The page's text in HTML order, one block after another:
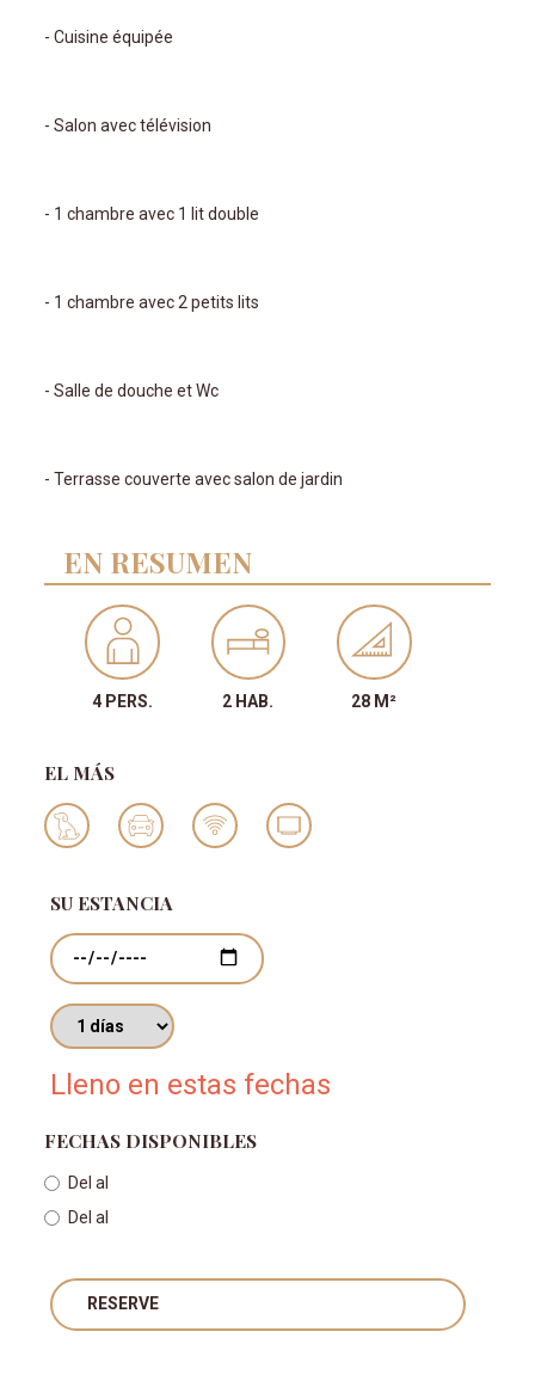
- Cuisine équipée
- Salon avec télévision
- 1 chambre avec 1 lit double
- 1 chambre avec 2 petits lits
- Salle de douche et Wc
- Terrasse couverte avec salon de jardin
EN RESUMEN
4 PERS. 2 HAB. 28 M²
EL MÁS
SU ESTANCIA
Fechas
Número de días
Lleno en estas fechas
FECHAS DISPONIBLES
Delal
Delal
RESERVE